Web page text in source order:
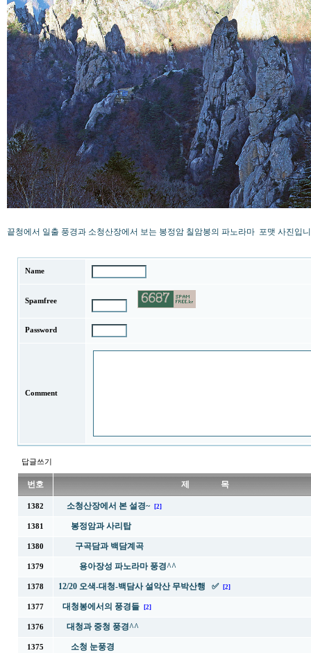
끝청에서 일출 풍경과 소청산장에서 보는 봉정암 칠암봉의 파노라마 포맷 사진입
Name
Spamfree
Password
Comment
답글쓰기
번호 제 목
1382 소청산장에서 본 설경~ [2]
1381 봉정암과 사리탑
1380 구곡담과 백담계곡
1379 용아장성 파노라마 풍경^^
1378 12/20 오색-대청-백담사 설악산 무박산행 ✅ [2]
1377 대청봉에서의 풍경들 [2]
1376 대청과 중청 풍경^^
1375 소청 눈풍경